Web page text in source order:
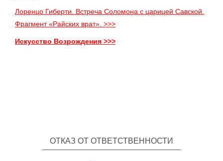
Лоренцо Гиберти. Встреча Соломона с царицей Савской.
Фрагмент «Райских врат». >>>
Искусство Возрождения >>>
ОТКАЗ ОТ ОТВЕТСТВЕННОСТИ